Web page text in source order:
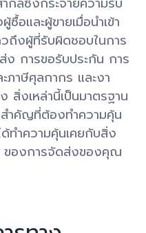
อและผู้ขายเมื่อนำเข้า
ถึงผู้ที่รับผิดชอบในการ
ง การขอรับประกัน การ
ภาษีศุลกากร และงา
งเหล่านี้เป็นมาตรฐาน
ำคัญที่ต้องทำความคุ้น
ทำความคุ้นเคยกับสิ่ง
ของการจัดส่งของคุณ